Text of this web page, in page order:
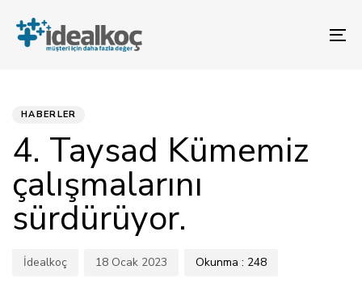
atla
gezinme
bölümüne
atlaHABERLER
4. Taysad Kümemiz
çalışmalarını
sürdürüyor.
İdealkoç 18 Ocak 2023 Okunma : 248